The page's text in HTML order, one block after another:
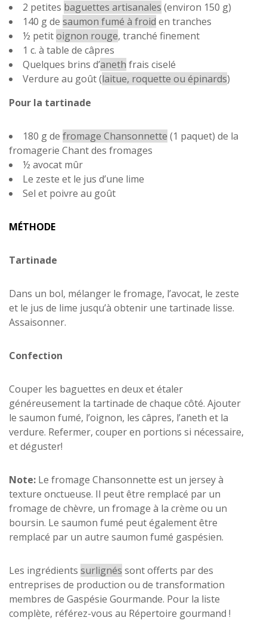
2 petites baguettes artisanales (environ 150 g)
140 g de saumon fumé à froid en tranches
½ petitoignon rouge, tranché finement
1 c. à table de câpres
Quelques brins d’aneth frais ciselé
Verdure au goût (laitue, roquette ou épinards)
Pour la tartinade
180 g de fromage Chansonnette (1 paquet) de la
fromagerie Chant des fromages
½ avocat mûr
Le zeste et le jus d’une lime
Sel et poivre au goût
MÉTHODE
Tartinade
Dans un bol, mélanger le fromage, l’avocat, le zeste
et le jus de lime jusqu’à obtenir une tartinade lisse.
Assaisonner.
Confection
Couper les baguettes en deux et étaler
généreusement la tartinade de chaque côté. Ajouter
le saumon fumé, l’oignon, les câpres, l’aneth et la
verdure. Refermer, couper en portions si nécessaire,
et déguster!
Note: Le fromage Chansonnette est un jersey à
texture onctueuse. Il peut être remplacé par un
fromage de chèvre, un fromage à la crème ou un
boursin. Le saumon fumé peut également être
remplacé par un autre saumon fumé gaspésien.
Les ingrédients surlignés sont offerts par des
entreprises de production ou de transformation
membres de Gaspésie Gourmande. Pour la liste
complète, référez-vous au Répertoire gourmand !